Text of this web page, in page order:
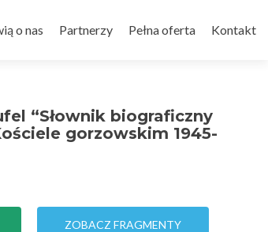
o nas Partnerzy Pełna oferta Kontakt
“Słownik biograficzny
gorzowskim 1945-
ZOBACZ FRAGMENTY